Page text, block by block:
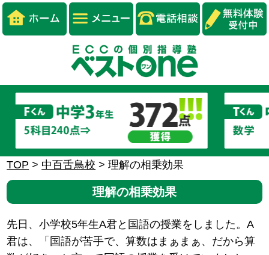
TOP > 中百舌鳥校 >理解の相乗効果
理解の相乗効果
先日、小学校5年生A君と国語の授業をしました。A
君は、「国語が苦手で、算数はまぁまぁ、だから算